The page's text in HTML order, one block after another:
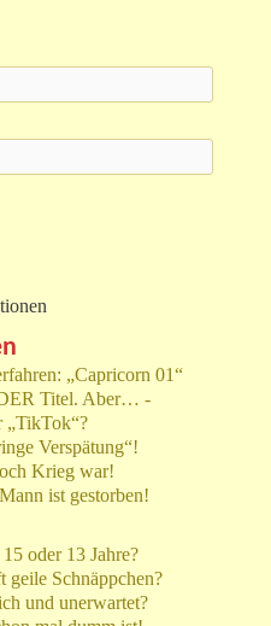
„Capricorn 01“
Titel. Aber… -
„TikTok“?
Verspätung“!
Krieg war!
ist gestorben!
oder 13 Jahre?
geile Schnäppchen?
und unerwartet?